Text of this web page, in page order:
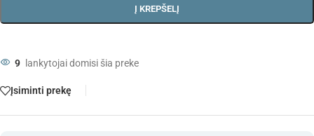
Į KREPŠELĮ
9 lankytojai domisi šia preke
Įsiminti prekę